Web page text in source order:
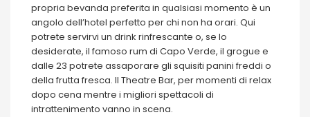
propria bevanda preferita in qualsiasi momento è un
angolo dell’hotel perfetto per chi non ha orari. Qui
potrete servirvi un drink rinfrescante o, se lo
desiderate, il famoso rum di Capo Verde, il grogue e
dalle 23 potrete assaporare gli squisiti panini freddi o
della frutta fresca. Il Theatre Bar, per momenti di relax
dopo cena mentre i migliori spettacoli di
intrattenimento vanno in scena.